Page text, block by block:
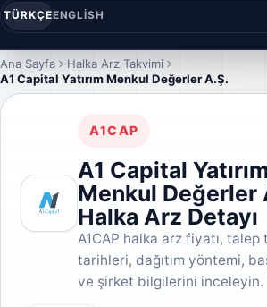
TÜRKÇEENGLISH
Ana Sayfa
Halka Arz Takvimi
A1 Capital Yatırım Menkul Değerler A.Ş.
A1CAP
A1 Capital
Menkul Değerler
Halka Arz Detayı
A1CAP halka arz fiyatı, talep
tarihleri, dağıtım yöntemi,
ve şirket bilgilerini inceleyin.